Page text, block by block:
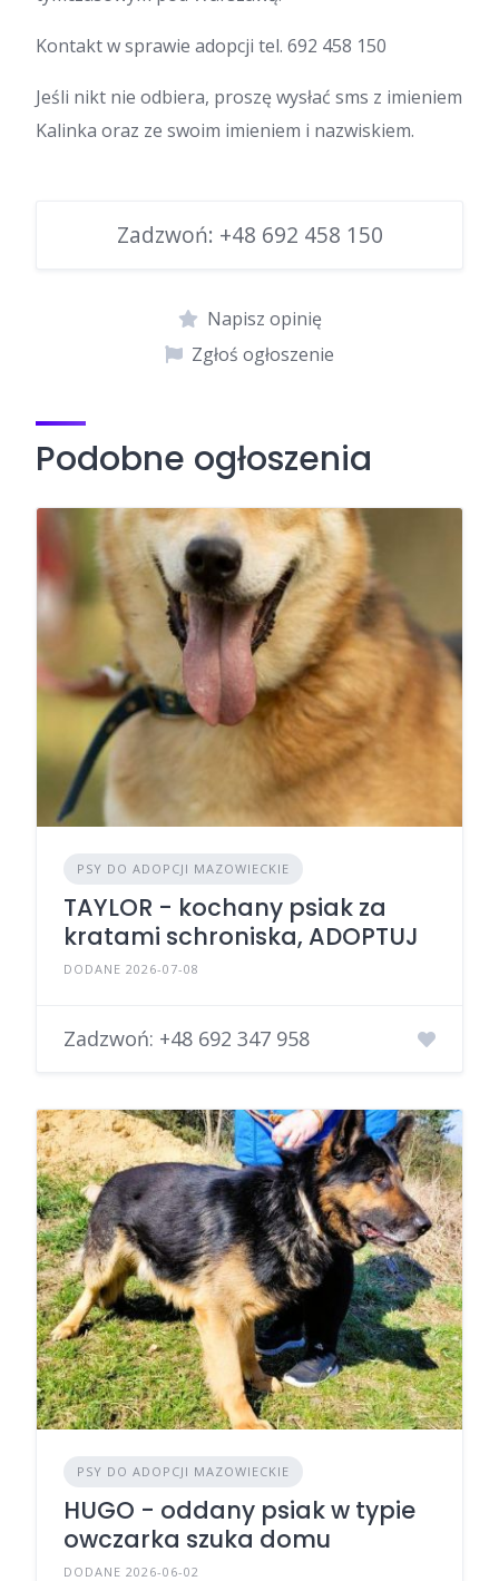
Kontakt w sprawie adopcji tel. 692 458 150
Jeśli nikt nie odbiera, proszę wysłać sms z imieniem
Kalinka oraz ze swoim imieniem i nazwiskiem.
Zadzwoń: +48 692 458 150
Napisz opinię
Zgłoś ogłoszenie
Podobne ogłoszenia
PSY DO ADOPCJI MAZOWIECKIE
TAYLOR - kochany psiak za
kratami schroniska, ADOPTUJ
DODANE 2026-07-08
Zadzwoń: +48 692 347 958
PSY DO ADOPCJI MAZOWIECKIE
HUGO - oddany psiak w typie
owczarka szuka domu
DODANE 2026-06-02